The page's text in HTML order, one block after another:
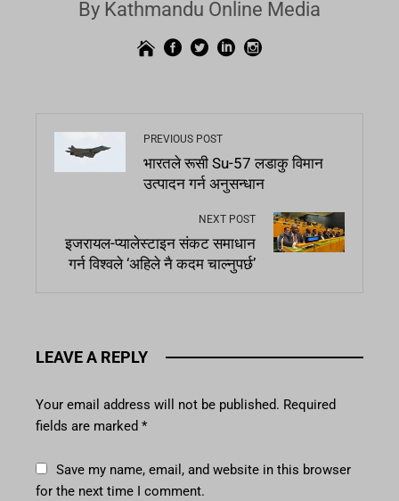
By Kathmandu Online Media
PREVIOUS POST
भारतले रूसी Su-57 लडाकु विमान
उत्पादन गर्न अनुसन्धान
NEXT POST
इजरायल-प्यालेस्टाइन संकट समाधान
गर्न विश्वले ‘अहिले नै कदम चाल्नुपर्छ’
LEAVE A REPLY
Your email address will not be published. Required
fields are marked *
Save my name, email, and website in this browser
for the next time I comment.